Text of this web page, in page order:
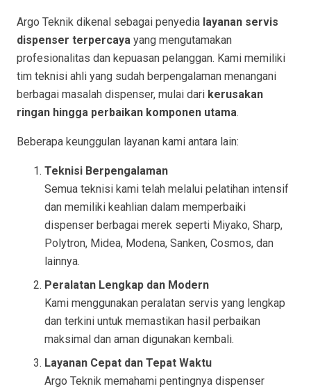
Argo Teknik dikenal sebagai penyedia layanan servis
dispenser terpercaya yang mengutamakan
profesionalitas dan kepuasan pelanggan. Kami memiliki
tim teknisi ahli yang sudah berpengalaman menangani
berbagai masalah dispenser, mulai dari kerusakan
ringan hingga perbaikan komponen utama.
Beberapa keunggulan layanan kami antara lain:
Teknisi Berpengalaman
Semua teknisi kami telah melalui pelatihan intensif
dan memiliki keahlian dalam memperbaiki
dispenser berbagai merek seperti Miyako, Sharp,
Polytron, Midea, Modena, Sanken, Cosmos, dan
lainnya.
Peralatan Lengkap dan Modern
Kami menggunakan peralatan servis yang lengkap
dan terkini untuk memastikan hasil perbaikan
maksimal dan aman digunakan kembali.
Layanan Cepat dan Tepat Waktu
Argo Teknik memahami pentingnya dispenser